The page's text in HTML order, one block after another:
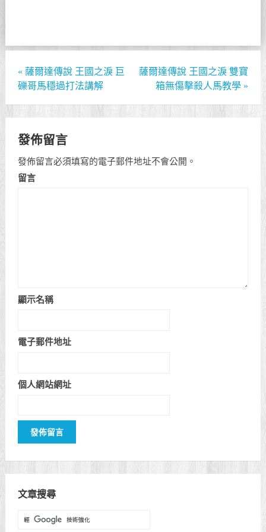
« 薩爾達傳說 王國之淚 巨
礫哥馬穩過打法講解
薩爾達傳說 王國之淚 雙寶
箱無傷擊殺人馬教學 »
發佈留言
發佈留言必須填寫的電子郵件地址不會公開。
留言
顯示名稱
電子郵件地址
個人網站網址
文章搜尋